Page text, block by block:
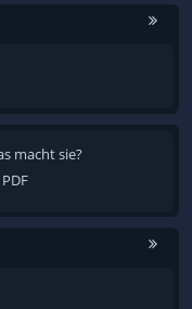
macht sie?